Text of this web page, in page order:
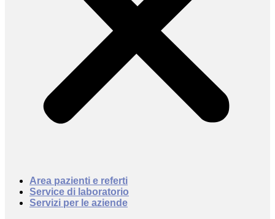
Area pazienti e referti
Service di laboratorio
Servizi per le aziende